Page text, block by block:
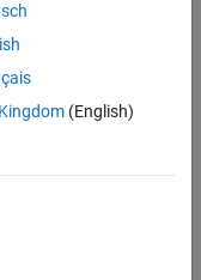
content:
code.
C++ header files and
blocks,
(English)